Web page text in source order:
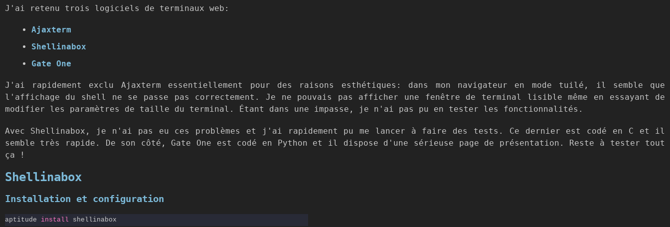
J'ai retenu trois logiciels de terminaux web:
Ajaxterm
Shellinabox
Gate One
J'ai rapidement exclu Ajaxterm essentiellement pour des raisons esthétiques: dans mon navigateur en mode tuilé, il semble que
l'affichage du shell ne se passe pas correctement. Je ne pouvais pas afficher une fenêtre de terminal lisible même en essayant de
modifier les paramètres de taille du terminal. Étant dans une impasse, je n'ai pas pu en tester les fonctionnalités.
Avec Shellinabox, je n'ai pas eu ces problèmes et j'ai rapidement pu me lancer à faire des tests. Ce dernier est codé en C et il
semble très rapide. De son côté, Gate One est codé en Python et il dispose d'une sérieuse page de présentation. Reste à tester tout
ça !
Shellinabox
Installation et configuration
aptitude install